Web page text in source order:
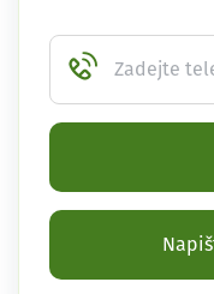
Zadejte